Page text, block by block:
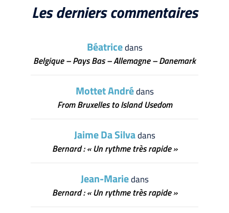
Les derniers commentaires
Béatricedans
Belgique – Pays Bas – Allemagne – Danemark
Mottet Andrédans
From Bruxelles to Island Usedom
Jaime Da Silvadans
Bernard : « Un rythme très rapide »
Jean-Mariedans
Bernard : « Un rythme très rapide »